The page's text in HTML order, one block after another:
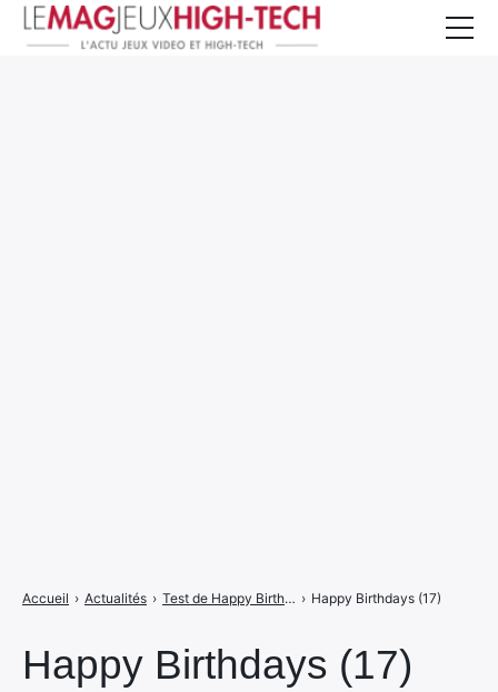
Happy Birthdays (17)
Accueil › Actualités › Test de Happy Birthdays sur Switch : le bac à sable à moitié plein ou à moitié vide ? › Happy Birthdays (17)